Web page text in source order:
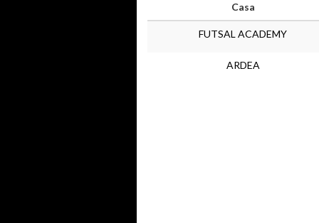
Casa
FUTSAL ACADEMY
ARDEA